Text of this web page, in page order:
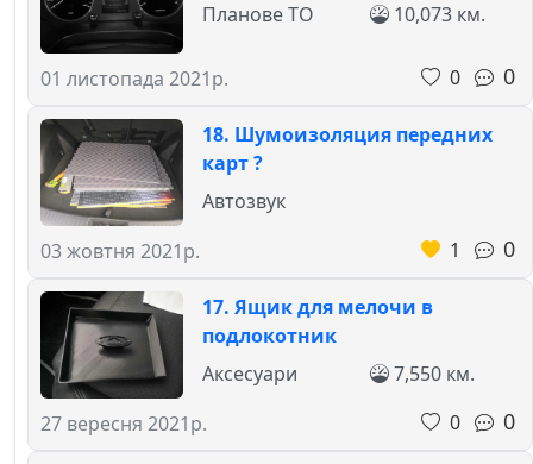
01 листопада 2021р.
Планове ТО 10,073 км.
0 0
18. Шумоизоляция передних
карт ?
03 жовтня 2021р.
Автозвук
1
0
17. Ящик для мелочи в
подлокотник
27 вересня 2021р.
Аксесуари
7,550 км.
0
0